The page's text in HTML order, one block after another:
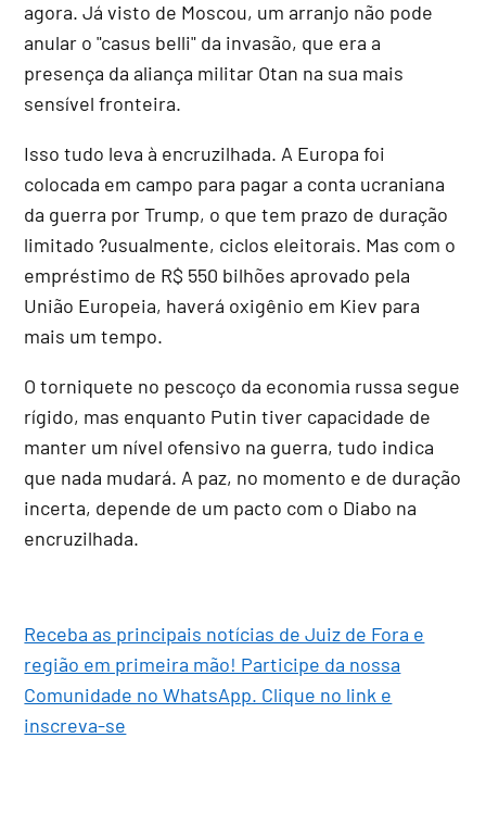
agora. Já visto de Moscou, um arranjo não pode
anular o "casus belli" da invasão, que era a
presença da aliança militar Otan na sua mais
sensível fronteira.
Isso tudo leva à encruzilhada. A Europa foi
colocada em campo para pagar a conta ucraniana
da guerra por Trump, o que tem prazo de duração
limitado ?usualmente, ciclos eleitorais. Mas com o
empréstimo de R$ 550 bilhões aprovado pela
União Europeia, haverá oxigênio em Kiev para
mais um tempo.
O torniquete no pescoço da economia russa segue
rígido, mas enquanto Putin tiver capacidade de
manter um nível ofensivo na guerra, tudo indica
que nada mudará. A paz, no momento e de duração
incerta, depende de um pacto com o Diabo na
encruzilhada.
Receba as principais notícias de Juiz de Fora e
região em primeira mão! Participe da nossa
Comunidade no WhatsApp. Clique no link e
inscreva-se